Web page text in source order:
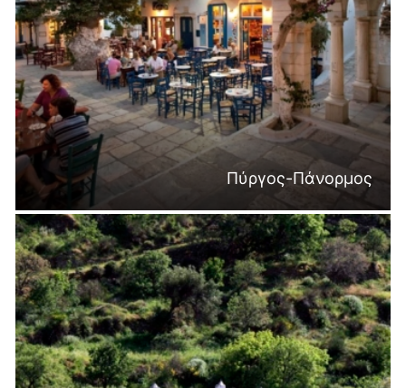
Πύργος-Πάνορμος